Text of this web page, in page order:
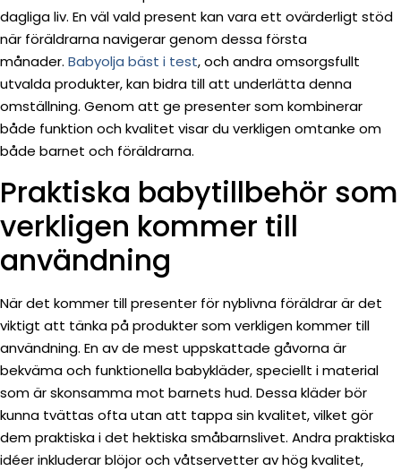
dagliga liv. En väl vald present kan vara ett ovärderligt stöd
när föräldrarna navigerar genom dessa första
månader. Babyolja bäst i test, och andra omsorgsfullt
utvalda produkter, kan bidra till att underlätta denna
omställning. Genom att ge presenter som kombinerar
både funktion och kvalitet visar du verkligen omtanke om
både barnet och föräldrarna.
Praktiska babytillbehör som
verkligen kommer till
användning
När det kommer till presenter för nyblivna föräldrar är det
viktigt att tänka på produkter som verkligen kommer till
användning. En av de mest uppskattade gåvorna är
bekväma och funktionella babykläder, speciellt i material
som är skonsamma mot barnets hud. Dessa kläder bör
kunna tvättas ofta utan att tappa sin kvalitet, vilket gör
dem praktiska i det hektiska småbarnslivet. Andra praktiska
idéer inkluderar blöjor och våtservetter av hög kvalitet,